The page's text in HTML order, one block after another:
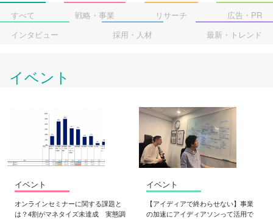
すべて 戦略・事業 リサーチ
広告・PR
インタビュー
採用・人材 最新・トレンド
イベント
イベント
オンラインセミナーに関する課題と
は？4割がマネタイズ未達成 実態調
イベント
【アイディアで終わらせない】事業
の加速にアイディアソンって活用で